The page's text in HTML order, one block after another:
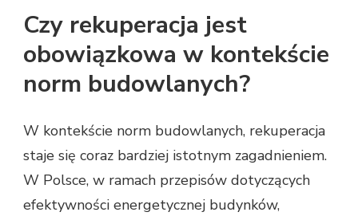
Czy rekuperacja jest
obowiązkowa w kontekście
norm budowlanych?
W kontekście norm budowlanych, rekuperacja
staje się coraz bardziej istotnym zagadnieniem.
W Polsce, w ramach przepisów dotyczących
efektywności energetycznej budynków,